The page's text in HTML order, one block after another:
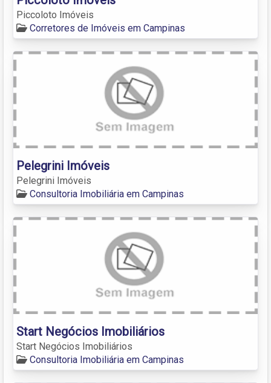
Piccoloto Imóveis
Corretores de Imóveis em Campinas
Pelegrini Imóveis
Pelegrini Imóveis
Consultoria Imobiliária em Campinas
Start Negócios Imobiliários
Start Negócios Imobiliários
Consultoria Imobiliária em Campinas